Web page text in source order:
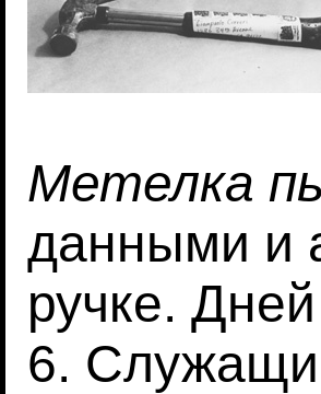
Метелка
данными и
ручке.
6.